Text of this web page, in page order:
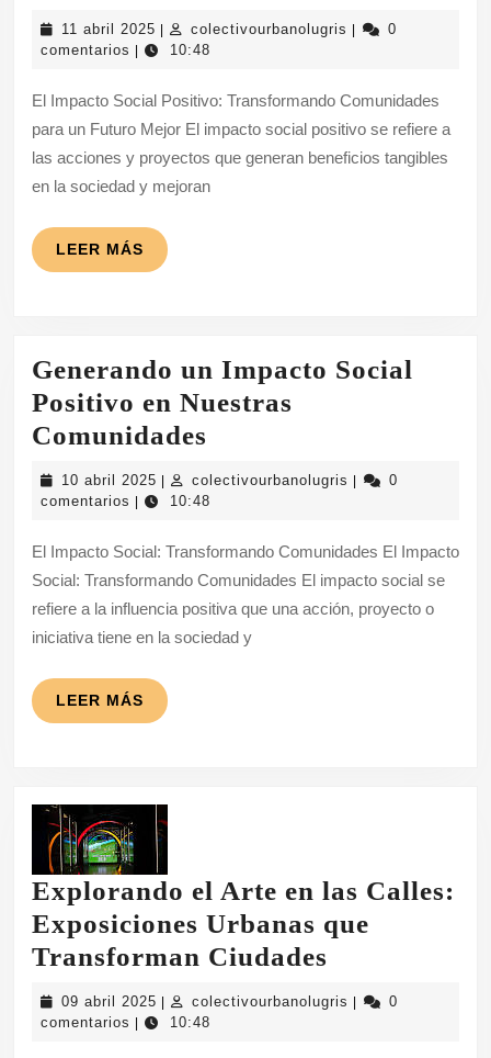
Impacto
Social
Transformando
Comunidades
para
Futuro
Mejor
11 abril 2025 11
abril
colectivourbanolugris
0
comentarios
10:48
El Impacto Social Positivo: Transformando Comunidades
para un Futuro Mejor El impacto social positivo se refiere a
las acciones y proyectos que generan beneficios tangibles
en la sociedad y mejoran
LEER MÁS LEER
MÁS
Generando un Impacto Social
Positivo en Nuestras
Comunidades
un
Impacto
Positivo
en
Nuestras
10 abril 2025 10
abril
colectivourbanolugris
0
comentarios
10:48
El Impacto Social: Transformando Comunidades El Impacto
Social: Transformando Comunidades El impacto social se
refiere a la influencia positiva que una acción, proyecto o
iniciativa tiene en la sociedad y
LEER MÁS LEER
MÁS
Explorando el Arte en las Calles:
Exposiciones Urbanas que
Transforman Ciudades
el
09 abril 2025 09
abril
colectivourbanolugris
0
comentarios
10:48